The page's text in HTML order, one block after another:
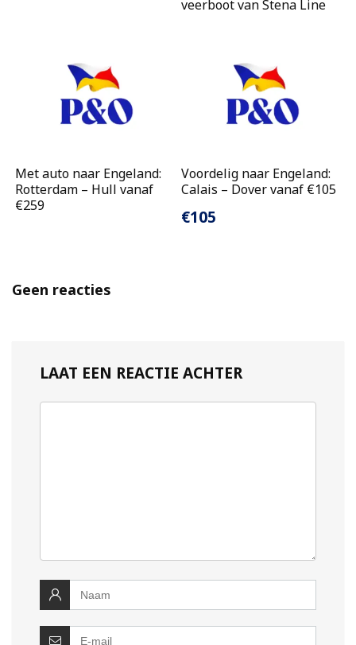
veerboot van Stena Line
Met auto naar Engeland:
Rotterdam – Hull vanaf
€259
Voordelig naar Engeland:
Calais – Dover vanaf €105
€105
Geen reacties
LAAT EEN REACTIE ACHTER